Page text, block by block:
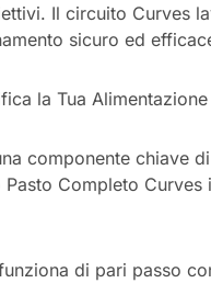
Il circuito Curves
sicuro ed
la Tua Alimentazione
componente chiave
Pasto Completo
di pari passo